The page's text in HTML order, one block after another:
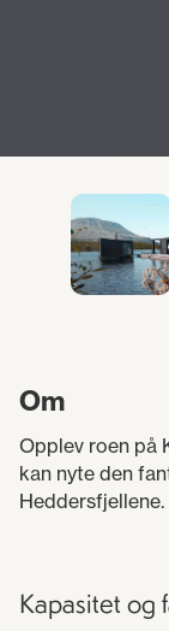
Om
Opplev roen på
kan nyte den
Heddersfjellene.
Kapasitet og